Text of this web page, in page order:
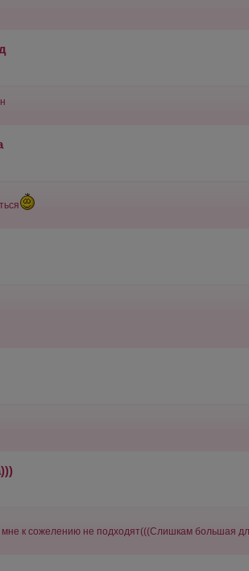
к сожелению не подходят(((Слишкам большая